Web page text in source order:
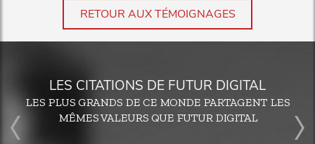
RETOUR AUX TÉMOIGNAGES
LES CITATIONS DE FUTUR DIGITAL
LES PLUS GRANDS DE CE MONDE PARTAGENT LES
MÊMES VALEURS QUE FUTUR DIGITAL